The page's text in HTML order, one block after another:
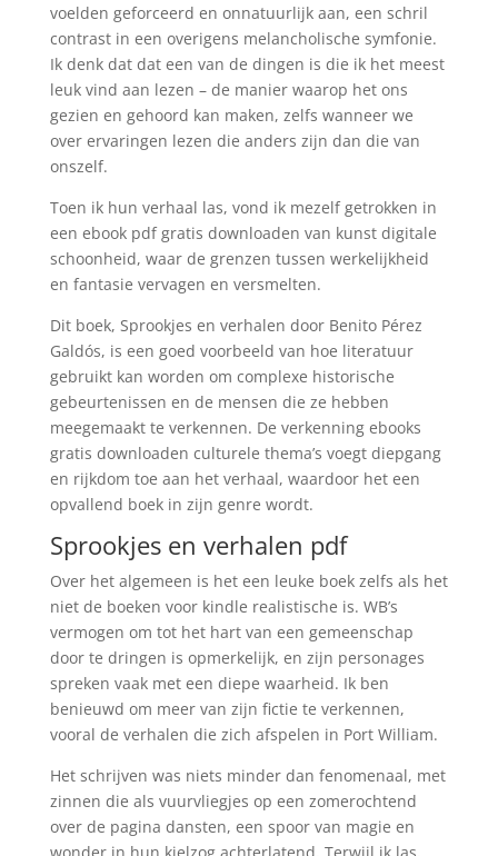
voelden geforceerd en onnatuurlijk aan, een schril
contrast in een overigens melancholische symfonie.
Ik denk dat dat een van de dingen is die ik het meest
leuk vind aan lezen – de manier waarop het ons
gezien en gehoord kan maken, zelfs wanneer we
over ervaringen lezen die anders zijn dan die van
onszelf.
Toen ik hun verhaal las, vond ik mezelf getrokken in
een ebook pdf gratis downloaden van kunst digitale
schoonheid, waar de grenzen tussen werkelijkheid
en fantasie vervagen en versmelten.
Dit boek, Sprookjes en verhalen door Benito Pérez
Galdós, is een goed voorbeeld van hoe literatuur
gebruikt kan worden om complexe historische
gebeurtenissen en de mensen die ze hebben
meegemaakt te verkennen. De verkenning ebooks
gratis downloaden culturele thema’s voegt diepgang
en rijkdom toe aan het verhaal, waardoor het een
opvallend boek in zijn genre wordt.
Sprookjes en verhalen pdf
Over het algemeen is het een leuke boek zelfs als het
niet de boeken voor kindle realistische is. WB’s
vermogen om tot het hart van een gemeenschap
door te dringen is opmerkelijk, en zijn personages
spreken vaak met een diepe waarheid. Ik ben
benieuwd om meer van zijn fictie te verkennen,
vooral de verhalen die zich afspelen in Port William.
Het schrijven was niets minder dan fenomenaal, met
zinnen die als vuurvliegjes op een zomerochtend
over de pagina dansten, een spoor van magie en